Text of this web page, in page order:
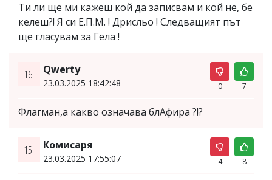
Ти ли ще ми кажеш кой да записвам и кой не, бе
келеш?! Я си Е.П.М. ! Дрисльо ! Следващият път
ще гласувам за Гела !
16. Qwerty
23.03.2025 18:42:48 0 7
Флагман,а какво означава блАфира ?!?
15. Комисаря
23.03.2025 17:55:07 4 8